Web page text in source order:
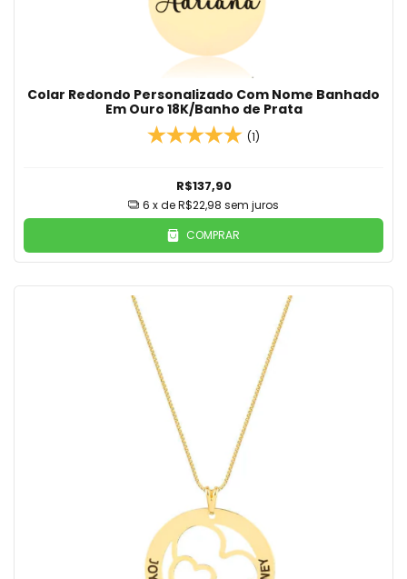
Colar Redondo Personalizado Com Nome Banhado
Em Ouro 18K/Banho de Prata
(1)
R$137,90
6 x deR$22,98 sem juros
COMPRAR